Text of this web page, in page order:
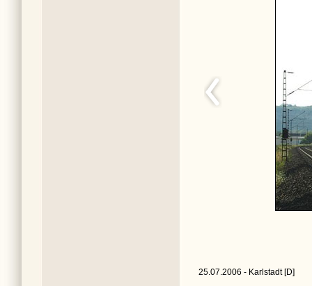
25.07.2006 - Karlstadt [D]